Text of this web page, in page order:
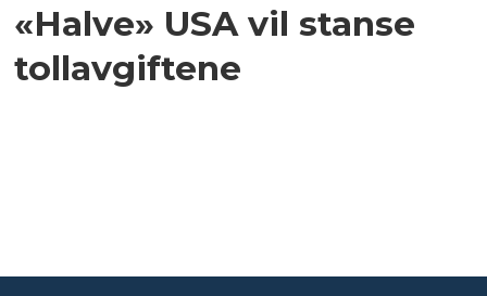
«Halve» USA vil stanse
tollavgiftene